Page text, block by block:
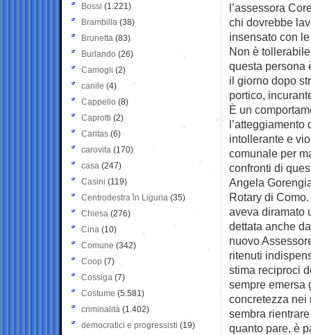
l’assessora
chi dovrebbe
insensato con
Non è
questa persona
il giorno dopo
portico,
È un
intollerante e
comunale per
confronti di
Angela
Rotary di
aveva diramato
dettata anche
nuovo
ritenuti
stima reciproci
sempre emersa
concretezza nei
sembra
quanto pare, è
Bossi (1.221)
Brambilla (38)
Brunetta (83)
Burlando (26)
Camogli (2)
canile (4)
Cappello (8)
Caprotti (2)
Caritas (6)
carovita (170)
casa (247)
Casini (119)
Centrodestra in Liguria (35)
Chiesa (276)
Cina (10)
Comune (342)
Coop (7)
Cossiga (7)
Costume (5.581)
criminalità (1.402)
democratici e progressisti (19)